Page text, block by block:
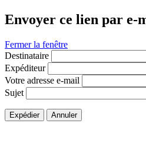
Envoyer ce lien par e-
Fermer la fenêtre
Destinataire
Expéditeur
Votre adresse e-mail
Sujet
Expédier Annuler